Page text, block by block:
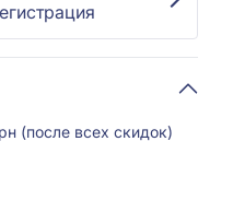
(после всех скидок)